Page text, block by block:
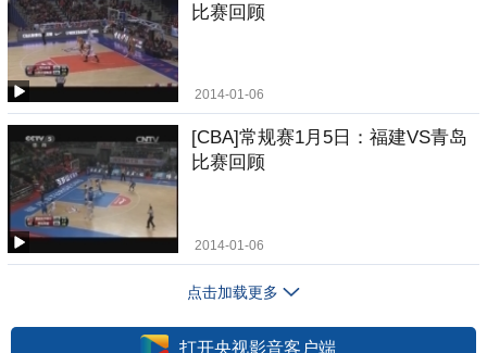
比赛回顾
2014-01-06
[CBA]常规赛1月5日：福建VS青岛
比赛回顾
2014-01-06
点击加载更多
打开央视影音客户端